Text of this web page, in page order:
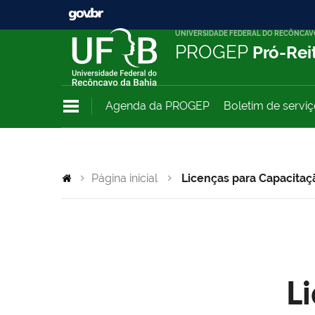
UNIVERSIDADE FEDERAL DO
PROGEP Pró-
Agenda da PROGEP Boletim de
Página inicial Licenças para